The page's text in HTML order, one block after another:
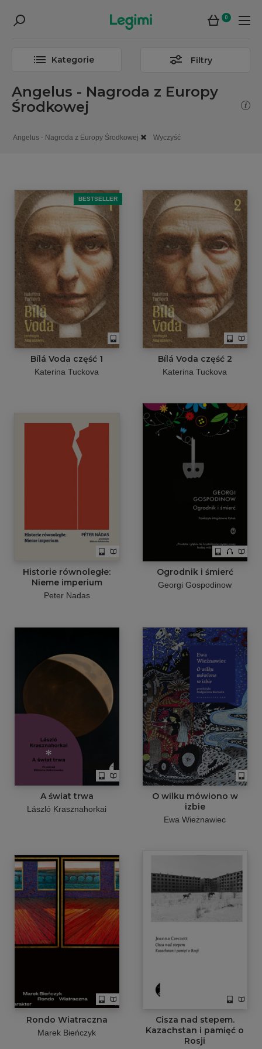
0
Kategorie Filtry
Angelus - Nagroda z Europy
Środkowej
Angelus - Nagroda z Europy Środkowej Wyczyść
BESTSELLER
Bílá Voda część 1
Katerina Tuckova
Bílá Voda część 2
Katerina Tuckova
Historie równoległe:
Nieme imperium
Peter Nadas
Ogrodnik i śmierć
Georgi Gospodinow
A świat trwa
László Krasznahorkai
O wilku mówiono w
izbie
Ewa Wieżnawiec
Rondo Wiatraczna
Marek Bieńczyk
Cisza nad stepem.
Kazachstan i pamięć o
Rosji